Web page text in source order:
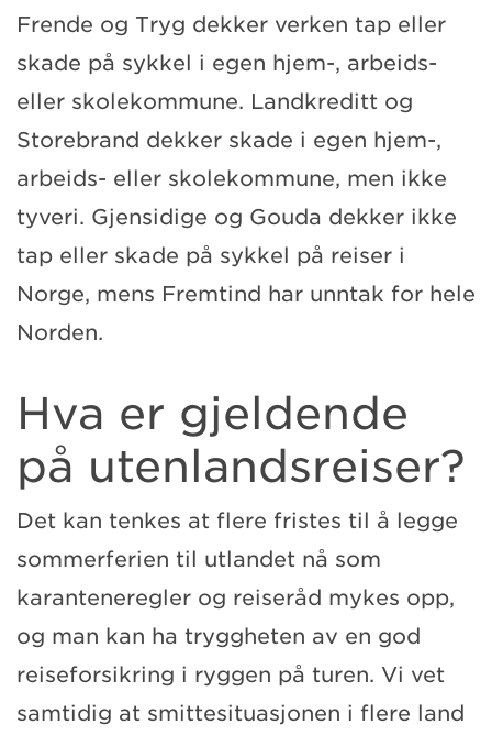
Frende og Tryg dekker verken tap eller
skade på sykkel i egen hjem-, arbeids-
eller skolekommune. Landkreditt og
Storebrand dekker skade i egen hjem-,
arbeids- eller skolekommune, men ikke
tyveri. Gjensidige og Gouda dekker ikke
tap eller skade på sykkel på reiser i
Norge, mens Fremtind har unntak for hele
Norden.
Hva er gjeldende
på utenlandsreiser?
Det kan tenkes at flere fristes til å legge
sommerferien til utlandet nå som
karanteneregler og reiseråd mykes opp,
og man kan ha tryggheten av en god
reiseforsikring i ryggen på turen. Vi vet
samtidig at smittesituasjonen i flere land